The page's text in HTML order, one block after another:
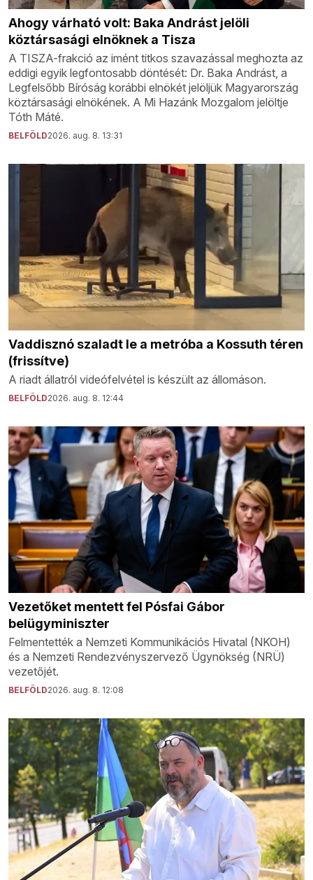
Ahogy várható volt: Baka Andrást jelöli
köztársasági elnöknek a Tisza
A TISZA-frakció az imént titkos szavazással meghozta az
eddigi egyik legfontosabb döntését: Dr. Baka Andrást, a
Legfelsőbb Bíróság korábbi elnökét jelöljük Magyarország
köztársasági elnökének. A Mi Hazánk Mozgalom jelöltje
Tóth Máté.
BELFÖLD2026. aug. 8. 13:31
Vaddisznó szaladt le a metróba a Kossuth téren
(frissítve)
A riadt állatról videófelvétel is készült az állomáson.
BELFÖLD2026. aug. 8. 12:44
Vezetőket mentett fel Pósfai Gábor
belügyminiszter
Felmentették a Nemzeti Kommunikációs Hivatal (NKOH)
és a Nemzeti Rendezvényszervező Ügynökség (NRÜ)
vezetőjét.
BELFÖLD2026. aug. 8. 12:08